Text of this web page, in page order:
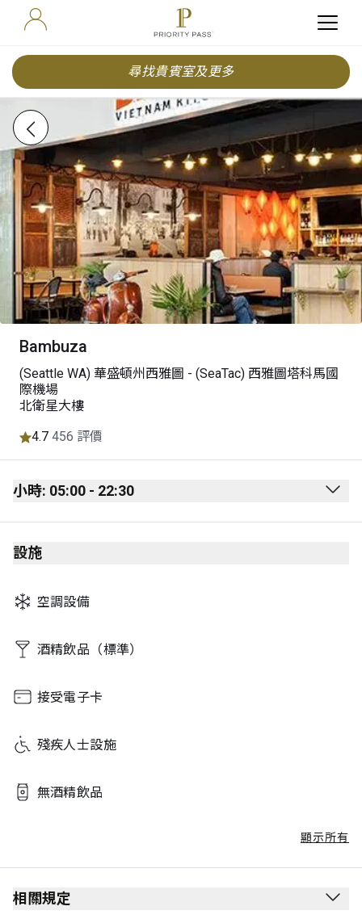
尋找貴賓室及更多
Bambuza
(Seattle WA) 華盛頓州西雅圖 - (SeaTac) 西雅圖塔科馬國
際機場
北衛星大樓
4.7 456 評價
小時: 05:00 - 22:30
Monday 05:00 - 22:30
Tuesday
Thursday
Friday
Sunday
設施
空調設備
酒精飲品（標準）
接受電子卡
殘疾人士設施
無酒精飲品
顯示所有
相關規定